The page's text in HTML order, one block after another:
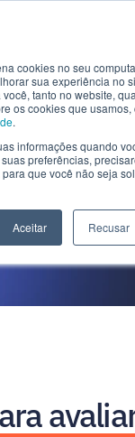
cookies no seu
sua experiência no
tanto no website,
os cookies que
.
informações quando
preferências,
que você não seja
Aceitar Recusar
de
software
de projetos